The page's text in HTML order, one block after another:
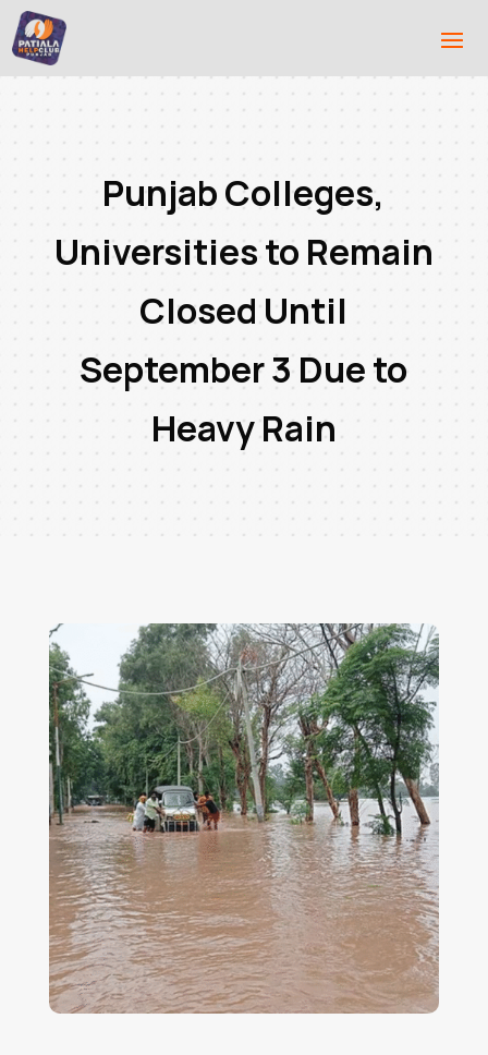
Punjab Colleges,
Universities to Remain
Closed Until
September 3 Due to
Heavy Rain